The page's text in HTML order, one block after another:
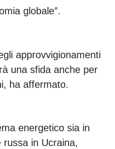
globale”.
approvvigionamenti
una sfida anche per
ha affermato.
energetico sia in
russa in Ucraina,